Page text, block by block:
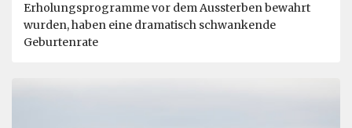
Erholungsprogramme vor dem Aussterben bewahrt
wurden, haben eine dramatisch schwankende
Geburtenrate